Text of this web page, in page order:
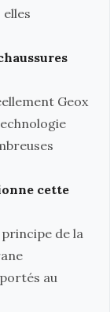
Geox
cette
de la
au